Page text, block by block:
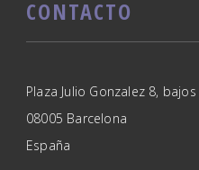
CONTACTO
Plaza Julio Gonzalez 8, bajos
08005 Barcelona
España